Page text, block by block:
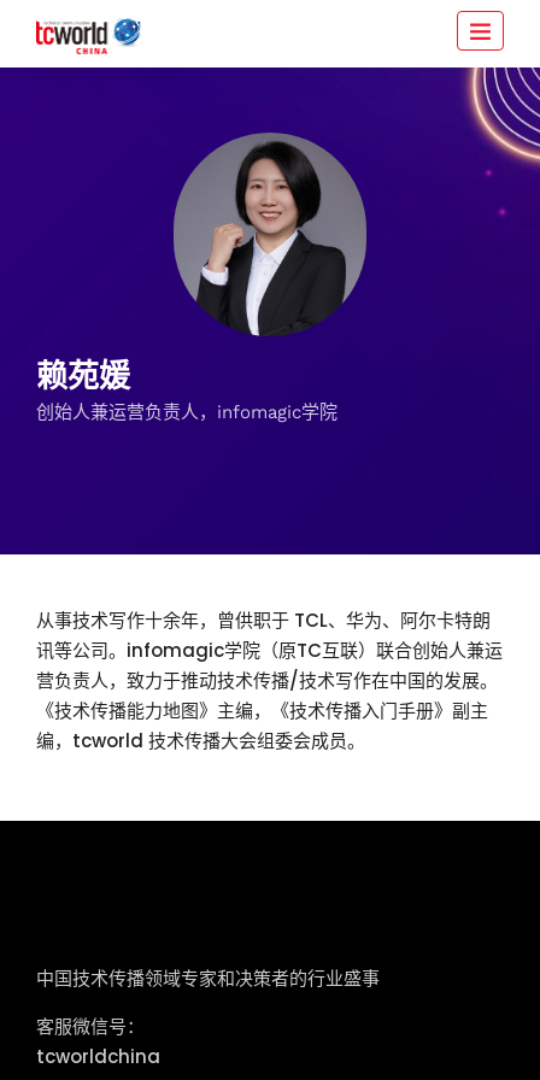
赖苑媛
创始人兼运营负责人，infomagic学院
从事技术写作十余年，曾供职于 TCL、华为、阿尔卡特朗
讯等公司。infomagic学院（原TC互联）联合创始人兼运
营负责人，致力于推动技术传播/技术写作在中国的发展。
《技术传播能力地图》主编，《技术传播入门手册》副主
编，tcworld 技术传播大会组委会成员。
中国技术传播领域专家和决策者的行业盛事
客服微信号：
tcworldchina